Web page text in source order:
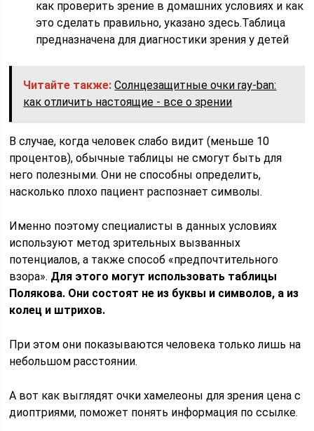
как проверить зрение в домашних условиях и как
это сделать правильно, указано здесь.Таблица
предназначена для диагностики зрения у детей
Читайте также: Солнцезащитные очки ray-ban:
как отличить настоящие - все о зрении
В случае, когда человек слабо видит (меньше 10
процентов), обычные таблицы не смогут быть для
него полезными. Они не способны определить,
насколько плохо пациент распознает символы.
Именно поэтому специалисты в данных условиях
используют метод зрительных вызванных
потенциалов, а также способ «предпочтительного
взора». Для этого могут использовать таблицы
Полякова. Они состоят не из буквы и символов, а из
колец и штрихов.
При этом они показываются человека только лишь на
небольшом расстоянии.
А вот как выглядят очки хамелеоны для зрения цена с
диоптриями, поможет понять информация по ссылке.